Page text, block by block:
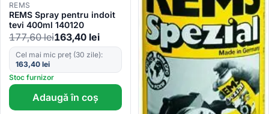
REMS
REMS Spray pentru indoit
tevi 400ml 140120
177,60lei163,40 lei
Cel mai mic preț (30 zile):
163,40 lei
Stoc furnizor
Adaugă în coș